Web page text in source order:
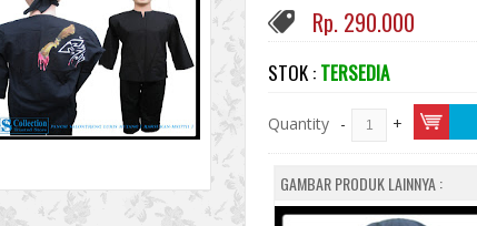
Rp. 290.000
STOK : TERSEDIA
Quantity - +
GAMBAR PRODUK LAINNYA :